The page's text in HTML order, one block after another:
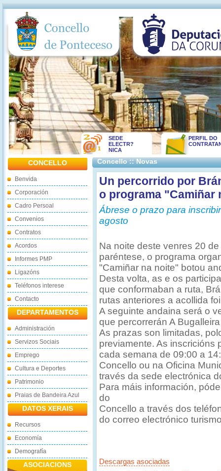
SEDE
ELECTR?
NICA
PERFIL DO
CONCELLO
Benvida
Corporación
Cadro Persoal
Convenios
Contratos
Acordos
Informes PMP
Ligazóns
Teléfonos interese
Contacto
DEPARTAMENTOS
Administración
Servizos Sociais
Emprego
Cultura e Deportes
Patrimonio
Praias de Bandeira Azul
DATOS XERAIS
Recursos
Economía
Demografía
ASOCIACIONS
Concello :: Novas
Un percorrido por
o programa "Camiñar
Ábrese o prazo para
agosto
Na noite deste venres 20
paréntese, o programa
"Camiñar na noite" botou
Desta volta, as e os
que conformaban a ruta,
rutas anteriores a acollida
A seguinte andaina será o
que percorrerán A
As prazas son limitadas,
previamente. As inscricións
cada semana de 09:00 a
Concello ou na Oficina
través da sede electrónica
Para máis información,
do
Concello a través dos
do correo electrónico
Descargas asociadas